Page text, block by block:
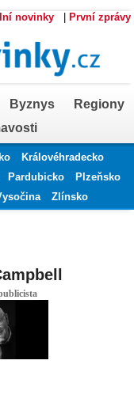
novinky První zprávy
Byznys
Regiony
Královéhradecko
Pardubicko
Plzeňsko
Zlínsko